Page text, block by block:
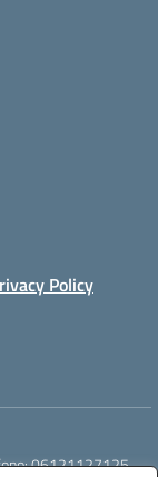
Policy
06121127125